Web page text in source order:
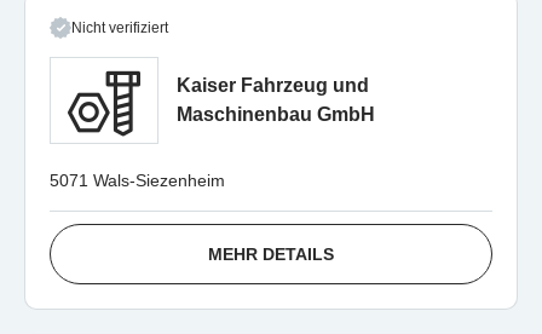
Nicht verifiziert
Kaiser Fahrzeug und
Maschinenbau GmbH
5071 Wals-Siezenheim
MEHR DETAILS